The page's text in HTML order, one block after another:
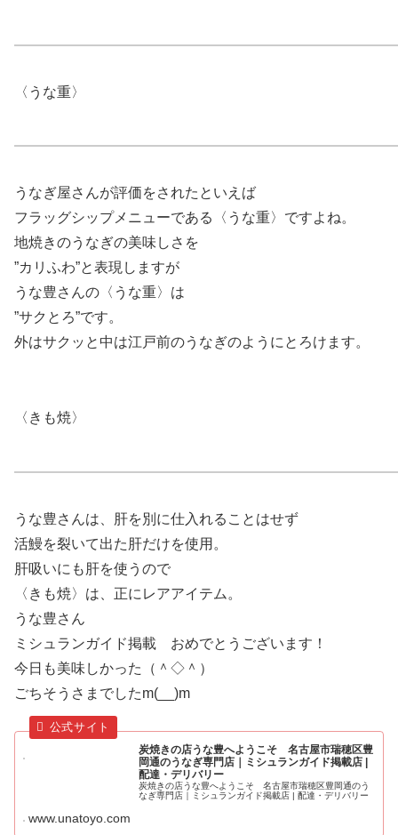
〈うな重〉
うなぎ屋さんが評価をされたといえば
フラッグシップメニューである〈うな重〉ですよね。
地焼きのうなぎの美味しさを
”カリふわ”と表現しますが
うな豊さんの〈うな重〉は
”サクとろ”です。
外はサクッと中は江戸前のうなぎのようにとろけます。
〈きも焼〉
うな豊さんは、肝を別に仕入れることはせず
活鰻を裂いて出た肝だけを使用。
肝吸いにも肝を使うので
〈きも焼〉は、正にレアアイテム。
うな豊さん
ミシュランガイド掲載 おめでとうございます！
今日も美味しかった（＾◇＾）
ごちそうさまでしたm(__)m
炭焼きの店うな豊へようこそ 名古屋市瑞穂区豊
岡通のうなぎ専門店｜ミシュランガイド掲載店 |
配達・デリバリー
炭焼きの店うな豊へようこそ 名古屋市瑞穂区豊岡通のう
なぎ専門店｜ミシュランガイド掲載店 | 配達・デリバリー
www.unatoyo.com